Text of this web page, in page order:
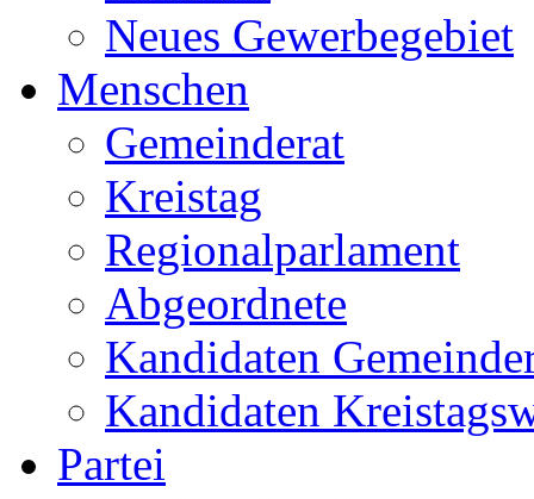
Neues Gewerbegebiet
Menschen
Gemeinderat
Kreistag
Regionalparlament
Abgeordnete
Kandidaten
Kandidaten
Partei